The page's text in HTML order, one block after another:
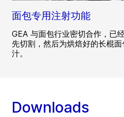
面包专用注射功能
GEA 与面包行业密切合作，已
先切割，然后为烘焙好的长棍
汁。
Downloads